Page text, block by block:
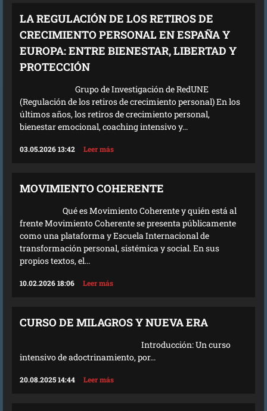
LA REGULACIÓN DE LOS RETIROS DE
CRECIMIENTO PERSONAL EN ESPAÑA Y
EUROPA: ENTRE BIENESTAR, LIBERTAD Y
PROTECCIÓN
Grupo de Investigación de RedUNE
(Regulación de los retiros de crecimiento personal) En los
últimos años, los retiros de crecimiento personal,
bienestar emocional, coaching intensivo y...
03.05.2026 13:42 Leer más
MOVIMIENTO COHERENTE
Qué es Movimiento Coherente y quién está al
frente Movimiento Coherente se presenta públicamente
como una plataforma y Escuela Internacional de
transformación personal, sistémica y social. En sus
propios textos, el...
10.02.2026 18:06 Leer más
CURSO DE MILAGROS Y NUEVA ERA
Introducción: Un curso
intensivo de adoctrinamiento, por...
20.08.2025 14:44 Leer más